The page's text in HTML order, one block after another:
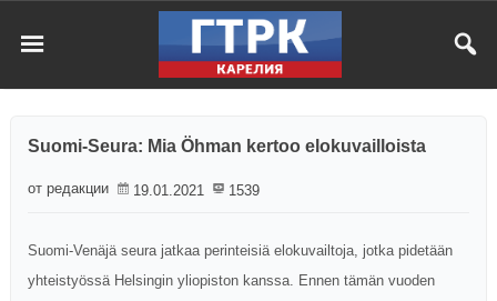
Suomi-Seura: Mia Öhman kertoo elokuvailloista
от редакции 19.01.2021 1539
Suomi-Venäjä seura jatkaa perinteisiä elokuvailtoja, jotka pidetään
yhteistyössä Helsingin yliopiston kanssa. Ennen tämän vuoden